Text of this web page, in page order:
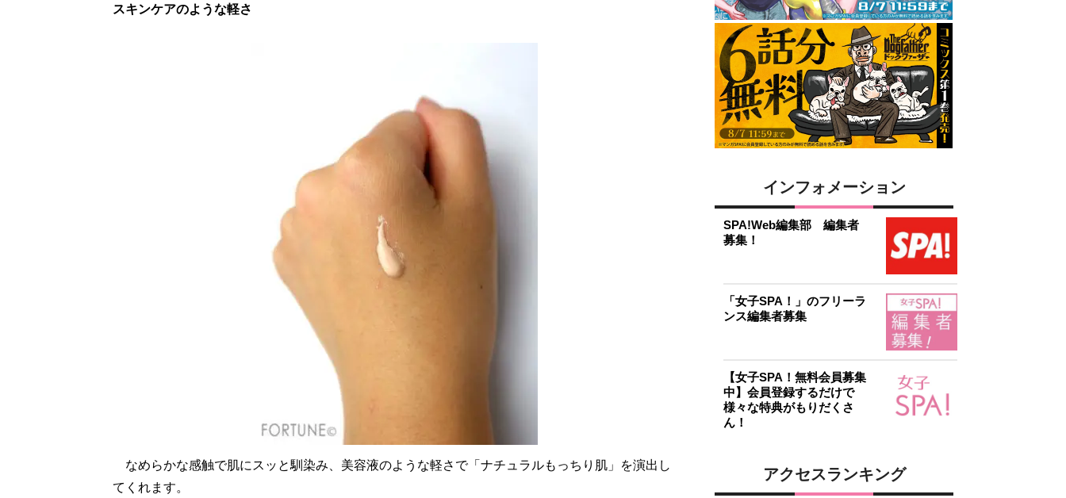
スキンケアのような軽さ
なめらかな感触で肌にスッと馴染み、美容液のような軽さで「ナチュラルもっちり肌」を演出し
てくれます。
インフォメーション
SPA!Web編集部 編集者
募集！
「女子SPA！」のフリーラ
ンス編集者募集
【女子SPA！無料会員募集
中】会員登録するだけで
様々な特典がもりだくさ
ん！
アクセスランキング